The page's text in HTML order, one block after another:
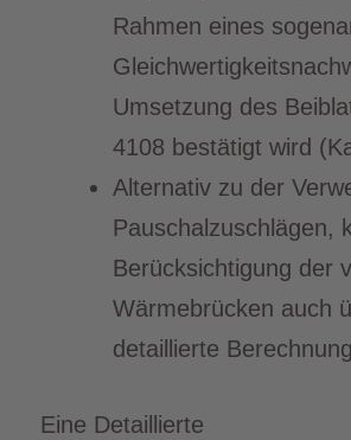
Rahmen eines
Umsetzung des
4108 bestätigt wird
Alternativ zu der
Pauschalzuschlägen,
Berücksichtigung der
Wärmebrücken auch
detaillierte
Eine Detaillierte